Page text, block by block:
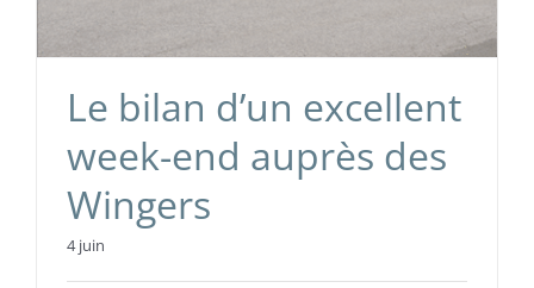
Le bilan d’un excellent
week-end auprès des
Wingers
4 juin